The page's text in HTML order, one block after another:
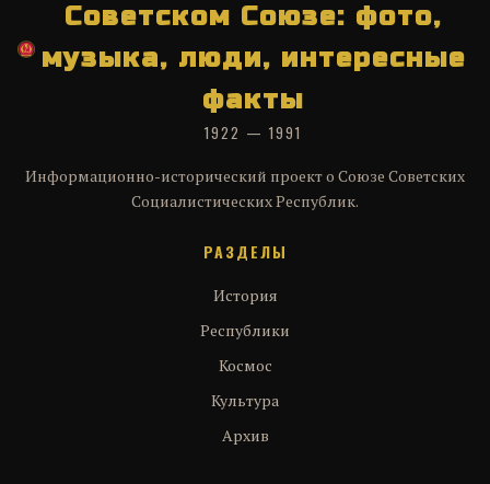
Советском Союзе: фото,
музыка, люди, интересные
факты
1922 — 1991
Информационно-исторический проект о Союзе Советских
Социалистических Республик.
РАЗДЕЛЫ
История
Республики
Космос
Культура
Архив